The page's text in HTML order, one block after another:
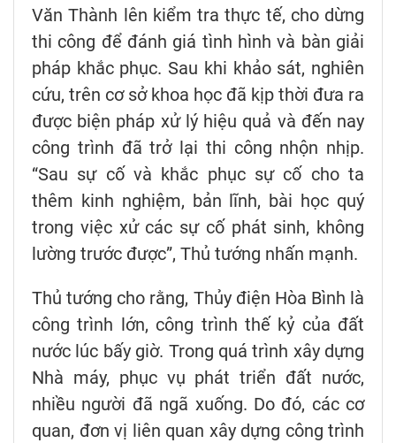
Văn Thành lên kiểm tra thực tế, cho dừng
thi công để đánh giá tình hình và bàn giải
pháp khắc phục. Sau khi khảo sát, nghiên
cứu, trên cơ sở khoa học đã kịp thời đưa ra
được biện pháp xử lý hiệu quả và đến nay
công trình đã trở lại thi công nhộn nhịp.
“Sau sự cố và khắc phục sự cố cho ta
thêm kinh nghiệm, bản lĩnh, bài học quý
trong việc xử các sự cố phát sinh, không
lường trước được”, Thủ tướng nhấn mạnh.
Thủ tướng cho rằng, Thủy điện Hòa Bình là
công trình lớn, công trình thế kỷ của đất
nước lúc bấy giờ. Trong quá trình xây dựng
Nhà máy, phục vụ phát triển đất nước,
nhiều người đã ngã xuống. Do đó, các cơ
quan, đơn vị liên quan xây dựng công trình